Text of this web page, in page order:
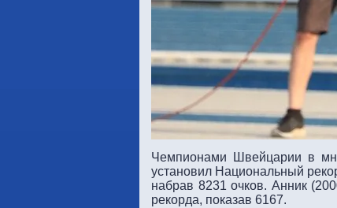
Чемпионами Швейцарии в
установил Национальный
набрав 8231 очков. Анник
рекорда, показав 6167.